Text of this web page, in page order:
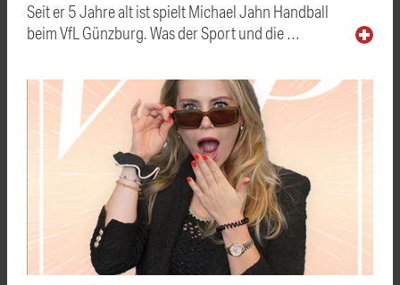
Seit er 5 Jahre alt ist spielt Michael Jahn Handball
beim VfL Günzburg. Was der Sport und die …